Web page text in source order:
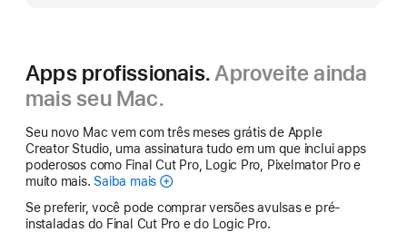
Apps profissionais.Aproveite ainda
mais seu Mac.
Seu novo Mac vem com três meses grátis de Apple
Creator Studio, uma assinatura tudo em um que inclui apps
poderosos como Final Cut Pro, Logic Pro, Pixelmator Pro e
muito mais. Saiba mais Apple
Studio
Se preferir, você pode comprar versões avulsas e pré-
instaladas do Final Cut Pro e do Logic Pro.